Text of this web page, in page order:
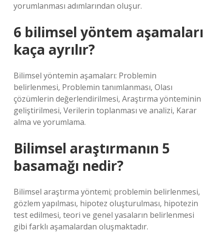
yorumlanması adımlarından oluşur.
6 bilimsel yöntem aşamaları
kaça ayrılır?
Bilimsel yöntemin aşamaları: Problemin
belirlenmesi, Problemin tanımlanması, Olası
çözümlerin değerlendirilmesi, Araştırma yönteminin
geliştirilmesi, Verilerin toplanması ve analizi, Karar
alma ve yorumlama.
Bilimsel araştırmanın 5
basamağı nedir?
Bilimsel araştırma yöntemi; problemin belirlenmesi,
gözlem yapılması, hipotez oluşturulması, hipotezin
test edilmesi, teori ve genel yasaların belirlenmesi
gibi farklı aşamalardan oluşmaktadır.